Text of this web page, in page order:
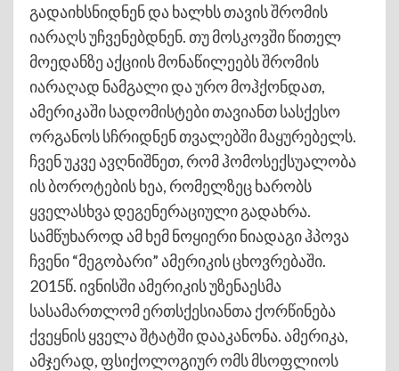
გადაიხსნიდნენ და ხალხს თავის შრომის
იარაღს უჩვენებდნენ. თუ მოსკოვში წითელ
მოედანზე აქციის მონაწილეებს შრომის
იარაღად ნამგალი და ურო მოჰქონდათ,
ამერიკაში სადომისტები თავიანთ სასქესო
ორგანოს სჩრიდნენ თვალებში მაყურებელს.
ჩვენ უკვე ავღნიშნეთ, რომ ჰომოსექსუალობა
ის ბოროტების ხეა, რომელზეც ხარობს
ყველასხვა დეგენერაციული გადახრა.
სამწუხაროდ ამ ხემ ნოყიერი ნიადაგი ჰპოვა
ჩვენი “მეგობარი” ამერიკის ცხოვრებაში.
2015წ. ივნისში ამერიკის უზენაესმა
სასამართლომ ერთსქესიანთა ქორწინება
ქვეყნის ყველა შტატში დააკანონა. ამერიკა,
ამჯერად, ფსიქოლოგიურ ომს მსოფლიოს